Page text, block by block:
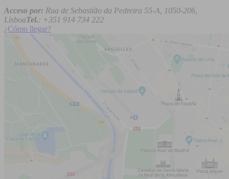
Acceso por: Rua de Sebastião da Pedreira 55-A, 1050-206,
LisboaTel.: +351 914 734 222
¿Cómo llegar?